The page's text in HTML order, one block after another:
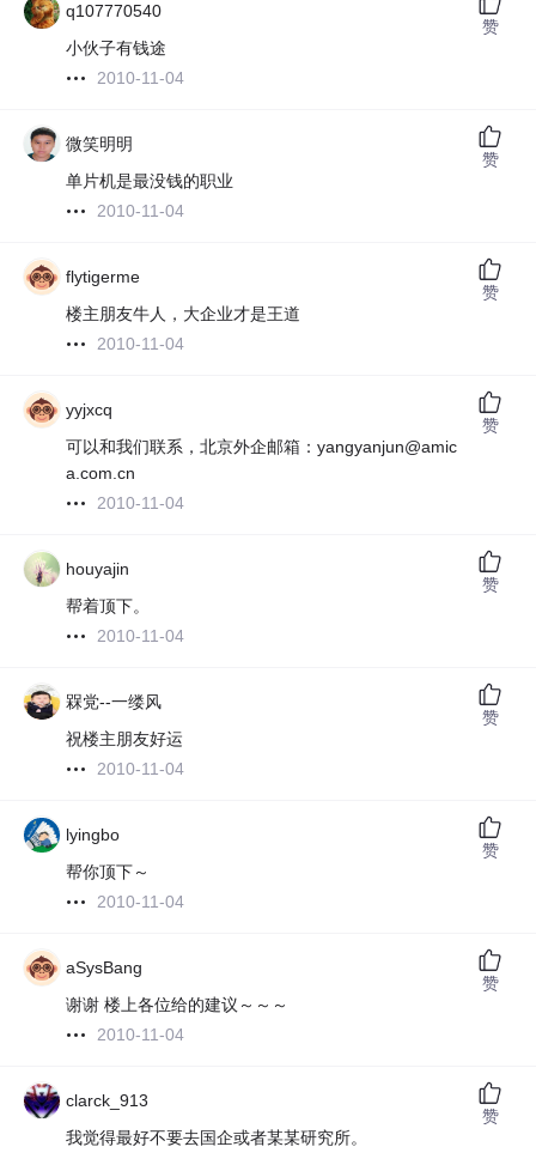
q107770540
小伙子有钱途
2010-11-04
赞
微笑明明
单片机是最没钱的职业
2010-11-04
赞
flytigerme
楼主朋友牛人，大企业才是王道
2010-11-04
赞
yyjxcq
可以和我们联系，北京外企邮箱：yangyanjun@amic
a.com.cn
2010-11-04
赞
houyajin
帮着顶下。
2010-11-04
赞
槑党--一缕风
祝楼主朋友好运
2010-11-04
赞
lyingbo
帮你顶下～
2010-11-04
赞
aSysBang
谢谢 楼上各位给的建议～～～
2010-11-04
赞
clarck_913
我觉得最好不要去国企或者某某研究所。
赞